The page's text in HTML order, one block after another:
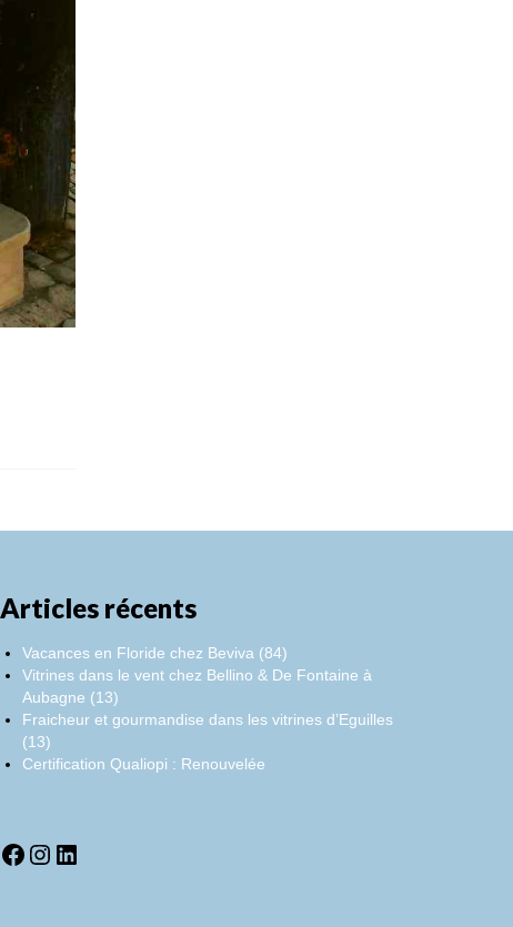
Articles récents
Vacances en Floride chez Beviva (84)
Vitrines dans le vent chez Bellino & De Fontaine à
Aubagne (13)
Fraicheur et gourmandise dans les vitrines d’Eguilles
(13)
Certification Qualiopi : Renouvelée
Facebook
Instagram
LinkedIn